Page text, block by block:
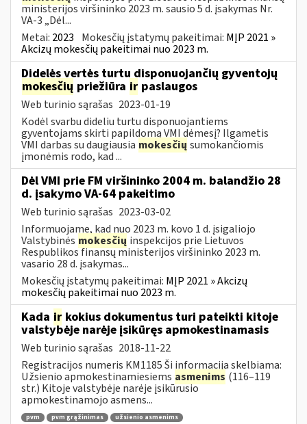
ministerijos viršininko 2023 m. sausio 5 d. įsakymas Nr.
VA-3 „Dėl...
Metai: 2023 Mokesčių įstatymų pakeitimai: MĮP 2021 »
Akcizų mokesčių pakeitimai nuo 2023 m.
Didelės vertės turtu disponuojančių gyventojų
mokesčių priežiūra ir paslaugos
Web turinio sąrašas 2023-01-19
Kodėl svarbu dideliu turtu disponuojantiems
gyventojams skirti papildomą VMI dėmesį? Ilgametis
VMI darbas su daugiausia mokesčių sumokančiomis
įmonėmis rodo, kad ...
Dėl VMI prie FM viršininko 2004 m. balandžio 28
d. įsakymo VA-64 pakeitimo
Web turinio sąrašas 2023-03-02
Informuojame, kad nuo 2023 m. kovo 1 d. įsigaliojo
Valstybinės mokesčių inspekcijos prie Lietuvos
Respublikos finansų ministerijos viršininko 2023 m.
vasario 28 d. įsakymas...
Mokesčių įstatymų pakeitimai: MĮP 2021 » Akcizų
mokesčių pakeitimai nuo 2023 m.
Kada ir kokius dokumentus turi pateikti kitoje
valstybėje narėje įsikūręs apmokestinamasis
Web turinio sąrašas 2018-11-22
Registracijos numeris KM1185 Ši informacija skelbiama:
Užsienio apmokestinamiesiems asmenims (116–119
str.) Kitoje valstybėje narėje įsikūrusio
apmokestinamojo asmens...
pvm pvm grąžinimas
užsienio asmenims